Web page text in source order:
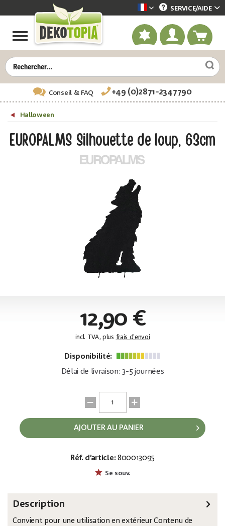
Dekotopia französisch
SERVICE/AIDE
Conseil& FAQ +49 (0)2871-2347790
Halloween
EUROPALMS Silhouette de loup, 63cm
12,90 €
incl. TVA, plus frais d'envoi
Disponibilité:
Délai de livraison: 3-5 journées
AJOUTER AU PANIER
Réf. d’article: 800013095
Se souv.
Description
Convient pour une utilisation en extérieur Contenu de